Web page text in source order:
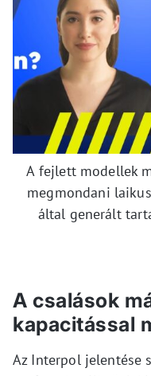
A fejlett modellek
megmondani
által generált
A csalások
kapacitással
Az Interpol jelentése